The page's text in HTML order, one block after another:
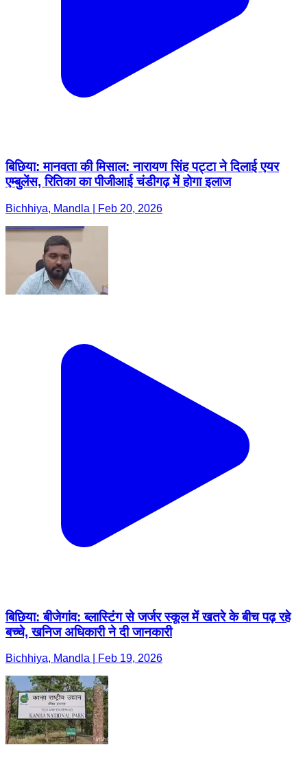
बिछिया: मानवता की मिसाल: नारायण सिंह पट्टा ने दिलाई एयर
एम्बुलेंस, रितिका का पीजीआई चंडीगढ़ में होगा इलाज
Bichhiya, Mandla | Feb 20, 2026
बिछिया: बीजेगांव: ब्लास्टिंग से जर्जर स्कूल में खतरे के बीच पढ़ रहे
बच्चे, खनिज अधिकारी ने दी जानकारी
Bichhiya, Mandla | Feb 19, 2026